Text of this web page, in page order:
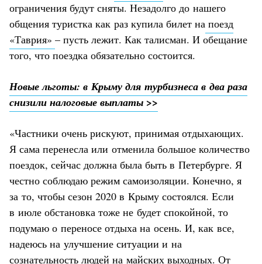
ограничения будут сняты. Незадолго до нашего
общения туристка как раз купила билет на поезд
«Таврия» – пусть лежит. Как талисман. И обещание
того, что поездка обязательно состоится.
Новые льготы: в Крыму для турбизнеса в два раза
снизили налоговые выплаты >>
«Частники очень рискуют, принимая отдыхающих.
Я сама перенесла или отменила большое количество
поездок, сейчас должна была быть в Петербурге. Я
честно соблюдаю режим самоизоляции. Конечно, я
за то, чтобы сезон 2020 в Крыму состоялся. Если
в июле обстановка тоже не будет спокойной, то
подумаю о переносе отдыха на осень. И, как все,
надеюсь на улучшение ситуации и на
сознательность людей на майских выходных. От